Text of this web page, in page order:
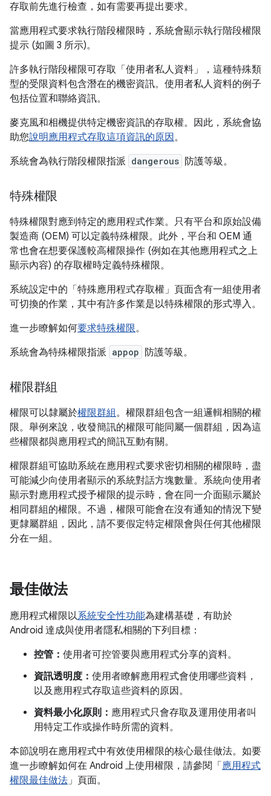
存取前先進行檢查，如有需要再提出要求。
當應用程式要求執行階段權限時，系統會顯示執行階段權限
提示 (如圖 3 所示)。
許多執行階段權限可存取「使用者私人資料」
，這種特殊類
型的受限資料包含潛在的機密資訊。使用者私人資料的例子
包括位置和聯絡資訊。
麥克風和相機提供特定機密資訊的存取權。因此，系統會協
助您說明應用程式存取這項資訊的原因 。
系統會為執行階段權限指派 dangerous 防護等級。
特殊權限
特殊權限對應到特定的應用程式作業。只有平台和原始設備
製造商 (OEM) 可以定義特殊權限。此外，平台和 OEM 通
常也會在想要保護較高權限操作 (例如在其他應用程式之上
顯示內容) 的存取權時定義特殊權限。
系統設定中的「特殊應用程式存取權」 頁面含有一組使用者
可切換的作業，其中有許多作業是以特殊權限的形式導入。
進一步瞭解如何要求特殊權限。
系統會為特殊權限指派 appop 防護等級。
權限群組
權限可以隸屬於權限群組。權限群組包含一組邏輯相關的權
限。舉例來說，收發簡訊的權限可能同屬一個群組，因為這
些權限都與應用程式的簡訊互動有關。
權限群組可協助系統在應用程式要求密切相關的權限時，盡
可能減少向使用者顯示的系統對話方塊數量。系統向使用者
顯示對應用程式授予權限的提示時，會在同一介面顯示屬於
相同群組的權限。不過，權限可能會在沒有通知的情況下變
更隸屬群組，因此，請不要假定特定權限會與任何其他權限
分在一組。
最佳做法
應用程式權限以系統安全性功能為建構基礎，有助於
Android 達成與使用者隱私相關的下列目標：
控管： 使用者可控管要與應用程式分享的資料。
資訊透明度： 使用者瞭解應用程式會使用哪些資料，
以及應用程式存取這些資料的原因。
資料最小化原則： 應用程式只會存取及運用使用者叫
用特定工作或操作時所需的資料。
本節說明在應用程式中有效使用權限的核心最佳做法。如要
進一步瞭解如何在 Android 上使用權限，請參閱「 應用程式
權限最佳做法」頁面。